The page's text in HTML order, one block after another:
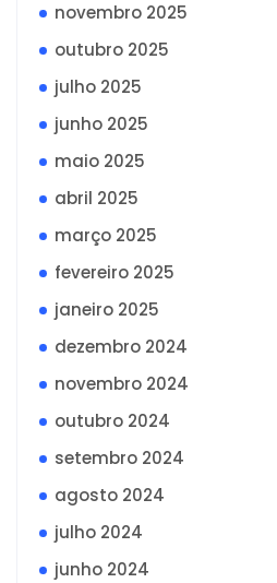
novembro 2025
outubro 2025
julho 2025
junho 2025
maio 2025
abril 2025
março 2025
fevereiro 2025
janeiro 2025
dezembro 2024
novembro 2024
outubro 2024
setembro 2024
agosto 2024
julho 2024
junho 2024